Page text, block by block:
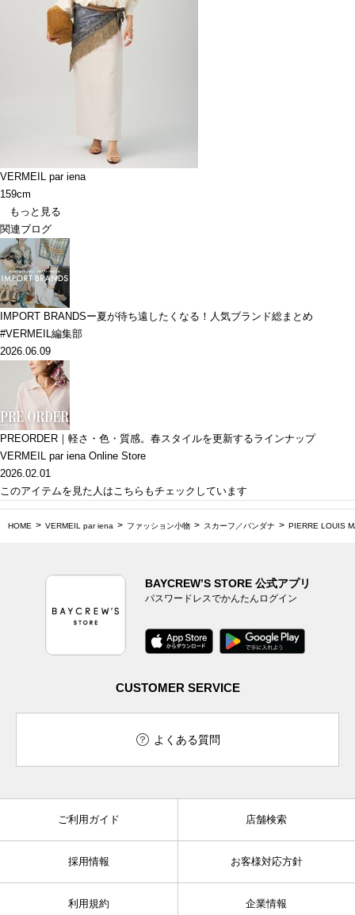
VERMEIL par iena
159cm
もっと見る
関連ブログ
IMPORT BRANDSー夏が待ち遠したくなる！人気ブランド総まとめ
#VERMEIL編集部
2026.06.09
PREORDER｜軽さ・色・質感。春スタイルを更新するラインナップ
VERMEIL par iena Online Store
2026.02.01
このアイテムを見た人はこちらもチェックしています
HOME VERMEIL par iena ファッション小物 スカーフ／バンダナ PIERRE LOUIS
BAYCREW’S STORE 公式アプリ
パスワードレスでかんたんログイン
CUSTOMER SERVICE
よくある質問
ご利用ガイド 店舗検索
採用情報 お客様対応方針
利用規約 企業情報